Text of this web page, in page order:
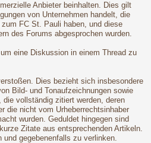
Anbieter beinhalten. Dies gilt
von Unternehmen handelt, die
FC St. Pauli haben, und diese
des Forums abgesprochen wurden.
eine Diskussion in einem Thread zu
Dies bezieht sich insbesondere
Bild- und Tonaufzeichnungen sowie
vollständig zitiert werden, deren
die nicht vom Urheberrechtsinhaber
wurden. Geduldet hingegen sind
Zitate aus entsprechenden Artikeln.
gegebenenfalls zu verlinken.